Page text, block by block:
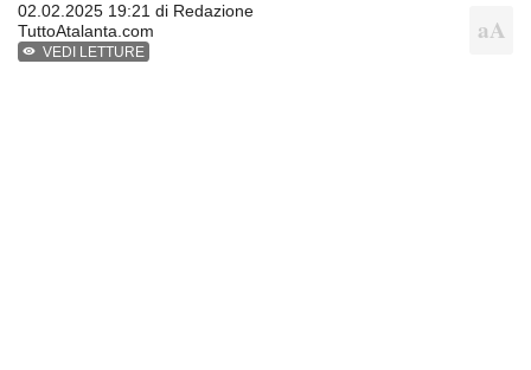
02.02.2025 19:21 di Redazione
TuttoAtalanta.com
VEDI LETTURE